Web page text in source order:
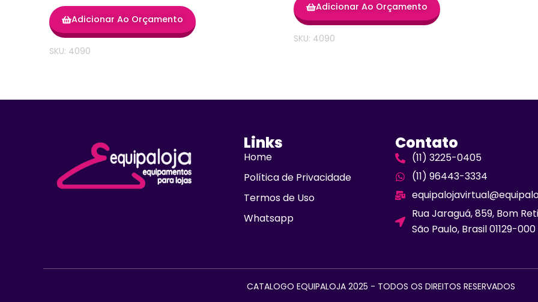
Adicionar Ao Orçamento
SKU: 4090
Adicionar Ao Orçamento
SKU: 4090
Links
Home
Política de Privacidade
Termos de Uso
Whatsapp
Contato
(11) 3225-0405
(11) 96443-3334
Rua Jaraguá, 859, Bom
São Paulo, Brasil 01129-000
CATALOGO EQUIPALOJA 2025 - TODOS OS DIREITOS RESERVADOS